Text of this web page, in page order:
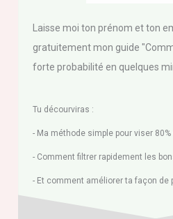
Laisse moi ton prénom et ton
gratuitement mon guide
forte probabilité en quelques
Tu décourviras :
- Ma méthode simple pour viser
- Comment filtrer rapidement les
- Et comment améliorer ta façon de